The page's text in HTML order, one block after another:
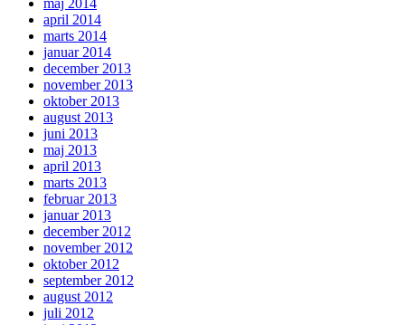
maj 2014
april 2014
marts 2014
januar 2014
december 2013
november 2013
oktober 2013
august 2013
juni 2013
maj 2013
april 2013
marts 2013
februar 2013
januar 2013
december 2012
november 2012
oktober 2012
september 2012
august 2012
juli 2012